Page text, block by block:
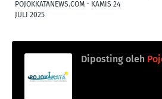
POJOKKATANEWS.COM - KAMIS 24
JULI 2025
Diposting oleh